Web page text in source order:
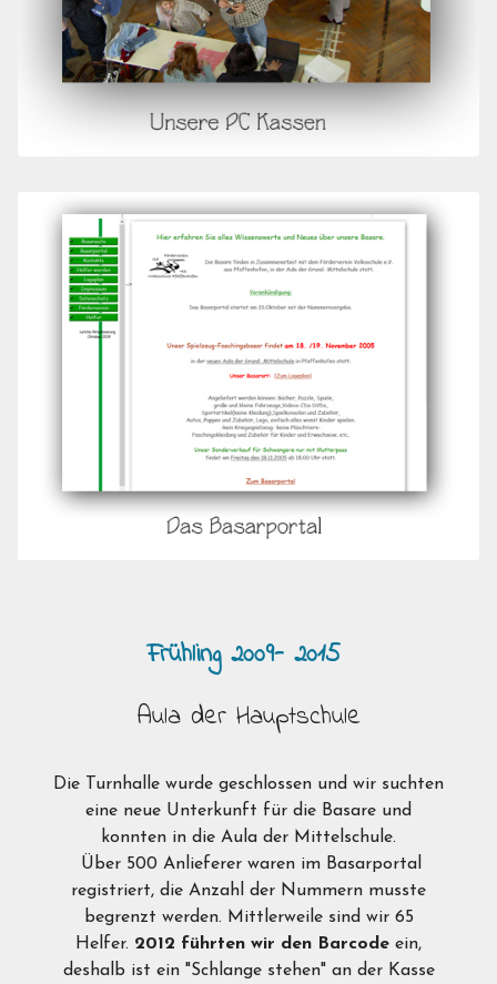
Frühling 2009- 2015
Aula der Hauptschule
Die Turnhalle wurde geschlossen und wir suchten
eine neue Unterkunft für die Basare und
konnten in die Aula der Mittelschule.
Über 500 Anlieferer waren im Basarportal
registriert, die Anzahl der Nummern musste
begrenzt werden. Mittlerweile sind wir 65
Helfer. 2012 führten wir den Barcode ein,
deshalb ist ein "Schlange stehen" an der Kasse